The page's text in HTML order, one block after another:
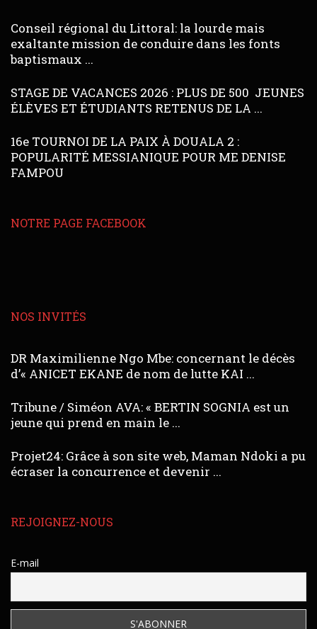
Conseil régional du Littoral: la lourde mais
exaltante mission de conduire dans les fonts
baptismaux ...
STAGE DE VACANCES 2026 : PLUS DE 500 JEUNES
ÉLÈVES ET ÉTUDIANTS RETENUS DE LA ...
16e TOURNOI DE LA PAIX À DOUALA 2 :
POPULARITÉ MESSIANIQUE POUR ME DENISE
FAMPOU
NOTRE PAGE FACEBOOK
NOS INVITÉS
DR Maximilienne Ngo Mbe: concernant le décès
d’« ANICET EKANE de nom de lutte KAI ...
Tribune / Siméon AVA: « BERTIN SOGNIA est un
jeune qui prend en main le ...
Projet24: Grâce à son site web, Maman Ndoki a pu
écraser la concurrence et devenir ...
REJOIGNEZ-NOUS
E-mail